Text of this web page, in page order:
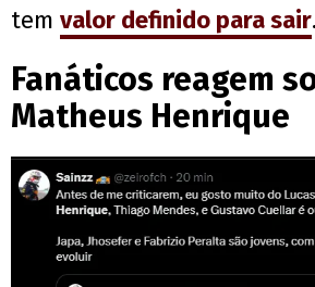
tem valor definido para sair.
Fanáticos reagem
Matheus Henrique